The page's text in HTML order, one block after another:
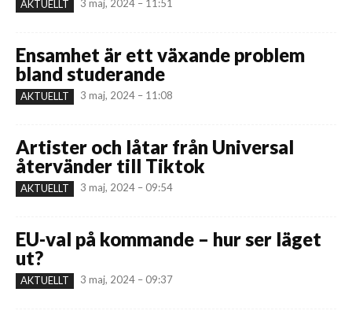
AKTUELLT 3 maj, 2024 – 11:51
Ensamhet är ett växande problem
bland studerande
AKTUELLT 3 maj, 2024 – 11:08
Artister och låtar från Universal
återvänder till Tiktok
AKTUELLT 3 maj, 2024 – 09:54
EU-val på kommande – hur ser läget
ut?
AKTUELLT 3 maj, 2024 – 09:37